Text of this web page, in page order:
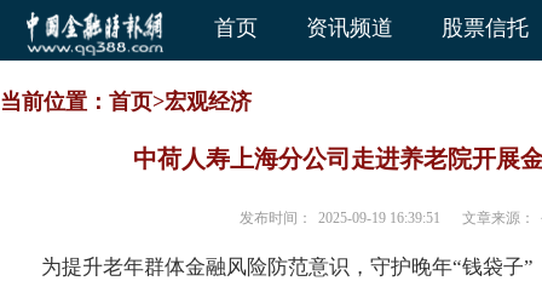
首页 资讯频道 股票信托
当前位置： 首页>宏观经济
中荷人寿上海分公司走进养老院开展
发布时间： 2025-09-19 16:39:51 文章来源：
为提升老年群体金融风险防范意识，守护晚年“钱袋子